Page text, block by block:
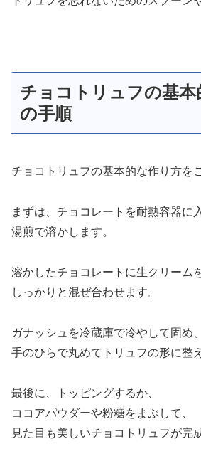
チョコトリュフの基本
の手順
チョコトリュフの基本的な作り方を
まずは、チョコレートを耐熱容器に
湯煎で溶かします。
溶かしたチョコレートに生クリーム
しっかりと混ぜ合わせます。
ガナッシュを冷蔵庫で冷やして固め、
手のひらで丸めてトリュフの形に整
最後に、トッピングするか、
ココアパウダーや粉糖をまぶして、
見た目も美しいチョコトリュフが完